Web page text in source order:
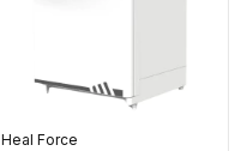
Heal Force